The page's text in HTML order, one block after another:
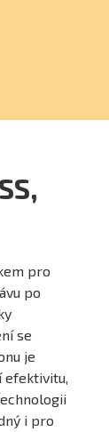
pro
po
se
je
efektivitu,
i pro